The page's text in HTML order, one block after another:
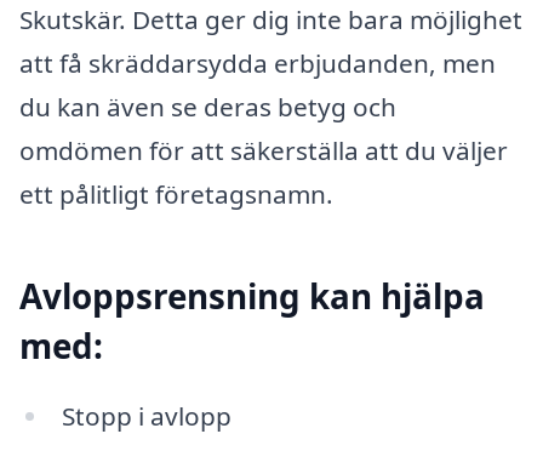
Skutskär. Detta ger dig inte bara möjlighet
att få skräddarsydda erbjudanden, men
du kan även se deras betyg och
omdömen för att säkerställa att du väljer
ett pålitligt företagsnamn.
Avloppsrensning kan hjälpa
med:
Stopp i avlopp